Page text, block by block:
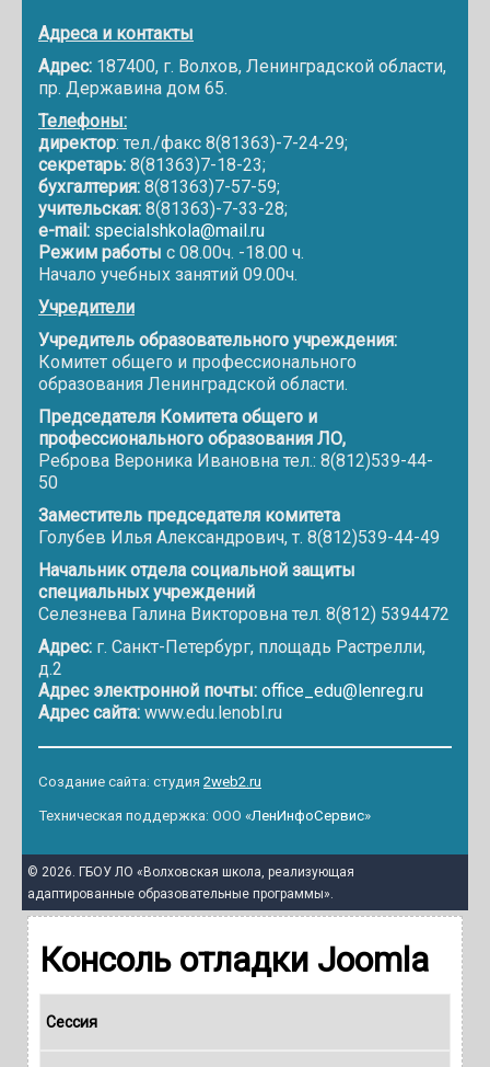
Адреса и контакты
Адрес: 187400, г. Волхов, Ленинградской области,
пр. Державина дом 65.
Телефоны:
директор: тел./факс 8(81363)-7-24-29;
секретарь: 8(81363)7-18-23;
бухгалтерия: 8(81363)7-57-59;
учительская: 8(81363)-7-33-28;
e-mail: specialshkola@mail.ru
Режим работы с 08.00ч. -18.00 ч.
Начало учебных занятий 09.00ч.
Учредители
Учредитель образовательного учреждения:
Комитет общего и профессионального
образования Ленинградской области.
Председателя Комитета общего и
профессионального образования ЛО,
Реброва Вероника Ивановна тел.: 8(812)539-44-
50
Заместитель председателя комитета
Голубев Илья Александрович, т. 8(812)539-44-49
Начальник отдела социальной защиты
специальных учреждений
Селезнева Галина Викторовна тел. 8(812) 5394472
Адрес: г. Санкт-Петербург, площадь Растрелли,
д.2
Адрес электронной почты: office_edu@lenreg.ru
Адрес сайта: www.edu.lenobl.ru
Создание сайта: студия 2web2.ru
Техническая поддержка: ООО «ЛенИнфоСервис»
© 2026. ГБОУ ЛО «Волховская школа, реализующая
адаптированные образовательные программы».
Консоль отладки Joomla
Сессия